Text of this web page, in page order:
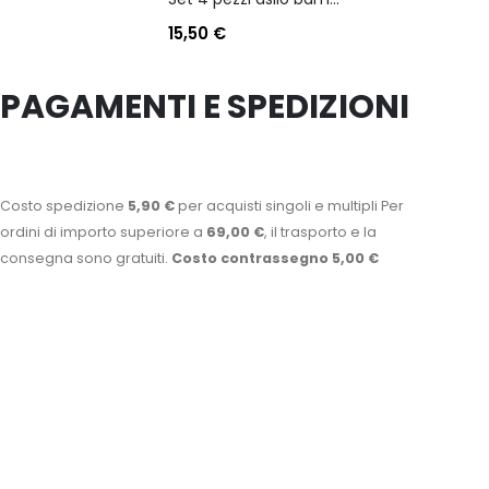
15,50 €
PAGAMENTI E SPEDIZIONI
Costo spedizione 5,90 €per acquisti singoli e multipli Per
ordini di importo superiore a 69,00 €, il trasporto e la
consegna sono gratuiti. Costo contrassegno 5,00 €